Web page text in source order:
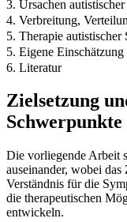
3. Ursachen
4. Verbreitung,
5. Therapie autistischer
5. Eigene Einschätzung
6. Literatur
Zielsetzung
Schwerpunkte
Die vorliegende Arbeit
auseinander, wobei
Verständnis für die
die therapeutischen
entwickeln.